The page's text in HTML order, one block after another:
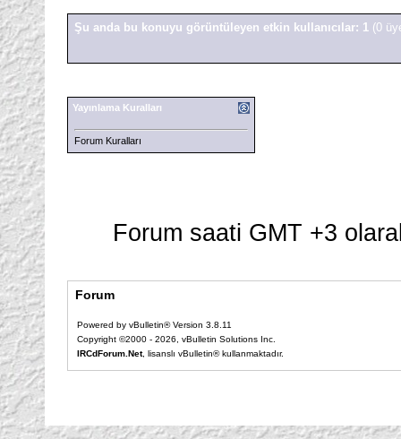
Şu anda bu konuyu görüntüleyen etkin kullanıcılar: 1 (0
Yayınlama Kuralları
Forum Kuralları
Forum saati GMT +3
Forum
Powered by vBulletin® Version 3.8.11
Copyright ©2000 - 2026, vBulletin Solutions Inc.
IRCdForum.Net, lisanslı vBulletin® kullanmaktadır.